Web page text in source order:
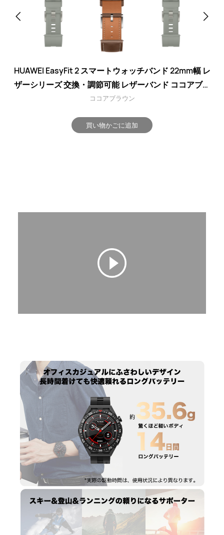
HUAWEI EasyFit 2 スマートウォッチバンド 22mm幅 レ
ザーシリーズ 交換・調節可能 レザーバンド ココアブラ
ウン
ココアブラウン
買い物かごに追加